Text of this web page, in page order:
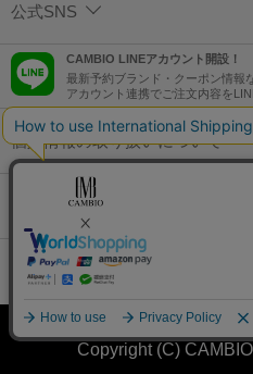
公式SNS
CAMBIO LINEアカウント開設！
最新予約ブランド・クーポン情報
アカウント連携でご注文内容を
個人情報の取り扱いについて
特定商取引法に基づく表示
コーポレートサイト
Copyright (C)